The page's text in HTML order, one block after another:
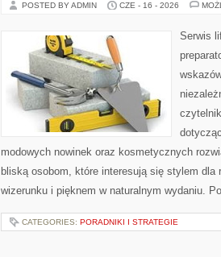
POSTED BY ADMIN CZE - 16 - 2026
Serwis
modowych nowinek oraz kosmetycznych
bliską osobom, które interesują się stylem
wizerunku i pięknem w naturalnym wydaniu.
CATEGORIES: PORADNIKI I STRATEGIE